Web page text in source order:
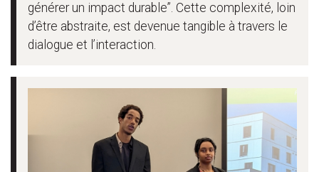
générer un impact durable”. Cette complexité, loin
d’être abstraite, est devenue tangible à travers le
dialogue et l’interaction.